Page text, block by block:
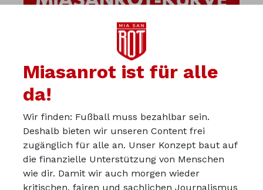
Miasanrot ist für alle
da!
Wir finden: Fußball muss bezahlbar sein.
Deshalb bieten wir unseren Content frei
zugänglich für alle an. Unser Konzept baut auf
die finanzielle Unterstützung von Menschen
wie dir. Damit wir auch morgen wieder
kritischen, fairen und sachlichen Journalismus